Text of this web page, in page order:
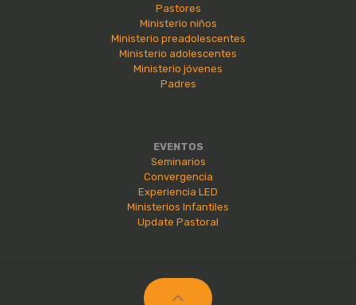
Pastores
Ministerio niños
Ministerio preadolescentes
Ministerio adolescentes
Ministerio jóvenes
Padres
EVENTOS
Seminarios
Convergencia
Experiencia LED
Ministerios Infantiles
Update Pastoral